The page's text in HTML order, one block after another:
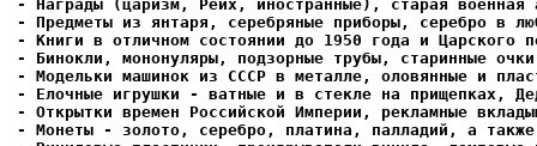
- Елочные игрушки - ватные и в стекле на прищепках,